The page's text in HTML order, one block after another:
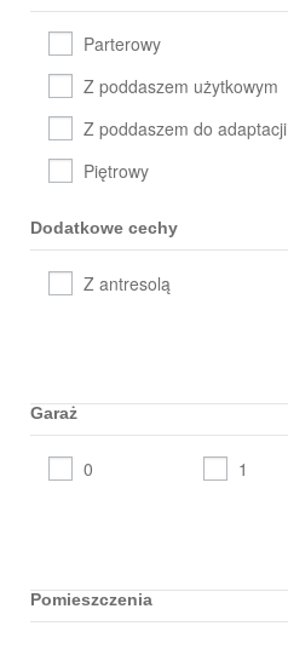
Parterowy
Piętrowy
Z poddaszem do adaptacji
Z poddaszem użytkowym
Dodatkowe cechy
Z antresolą
Garaż
0 1
Pomieszczenia